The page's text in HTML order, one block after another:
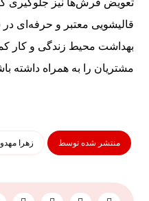
قالیشویی معتبر و حرفه‌ای
بهداشت محیط زندگی و کار
مشتریان را به همراه داشته
منتشر شده توسط زهرا